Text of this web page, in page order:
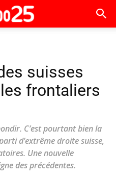
suisses
frontaliers
C’est pourtant bien la
d’extrême droite suisse,
Une nouvelle
des précédentes.